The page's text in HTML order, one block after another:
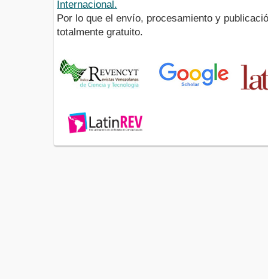
Internacional.
Por lo que el envío, procesamiento y
totalmente gratuito.